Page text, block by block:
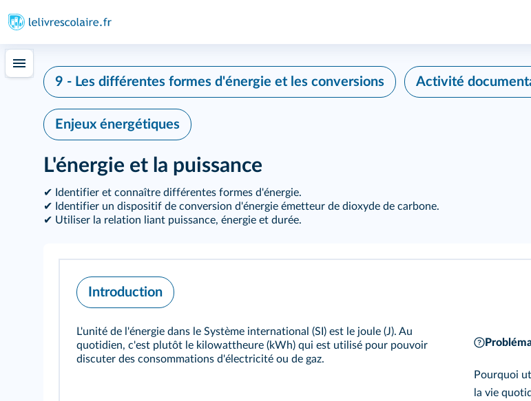
9 - Les différentes formes d'énergie et les conversions Activité
Enjeux énergétiques
L'énergie et la puissance
✔ Identifier et connaître différentes formes d'énergie.
✔ Identifier un dispositif de conversion d'énergie émetteur de dioxyde de carbone.
✔ Utiliser la relation liant puissance, énergie et durée.
Introduction
L'unité de l'énergie dans le Système international (SI) est le joule (J). Au
quotidien, c'est plutôt le kilowattheure (kWh) qui est utilisé pour pouvoir
discuter des consommations d'électricité ou de gaz.
Pourquoi
la vie